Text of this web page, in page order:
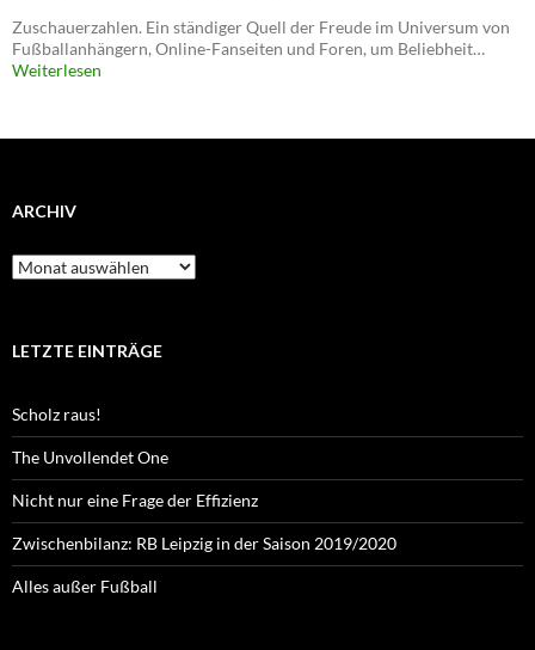
Zuschauerzahlen. Ein ständiger Quell der Freude im Universum von
Fußballanhängern, Online-Fanseiten und Foren, um Beliebheit…
Weiterlesen
ARCHIV
Archiv
LETZTE EINTRÄGE
Scholz raus!
The Unvollendet One
Nicht nur eine Frage der Effizienz
Zwischenbilanz: RB Leipzig in der Saison 2019/2020
Alles außer Fußball